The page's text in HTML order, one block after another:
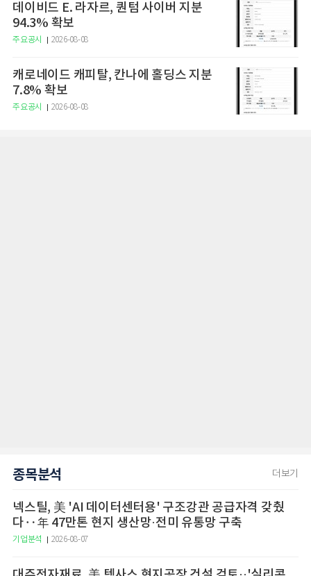
데이비드 E. 라자르, 퀀텀 사이버 지분
94.3% 확보
주요공시 2026-08-08
캐로네이드 캐피탈, 칸나에 홀딩스 지분
7.8% 확보
주요공시 2026-08-08
종목분석 더보기
넥스틸, 美 'AI 데이터센터용' 구조강관 공급자격 갖췄
다‥年 47만톤 현지 생산망·전미 유통망 구축
기업분석 2026-08-07